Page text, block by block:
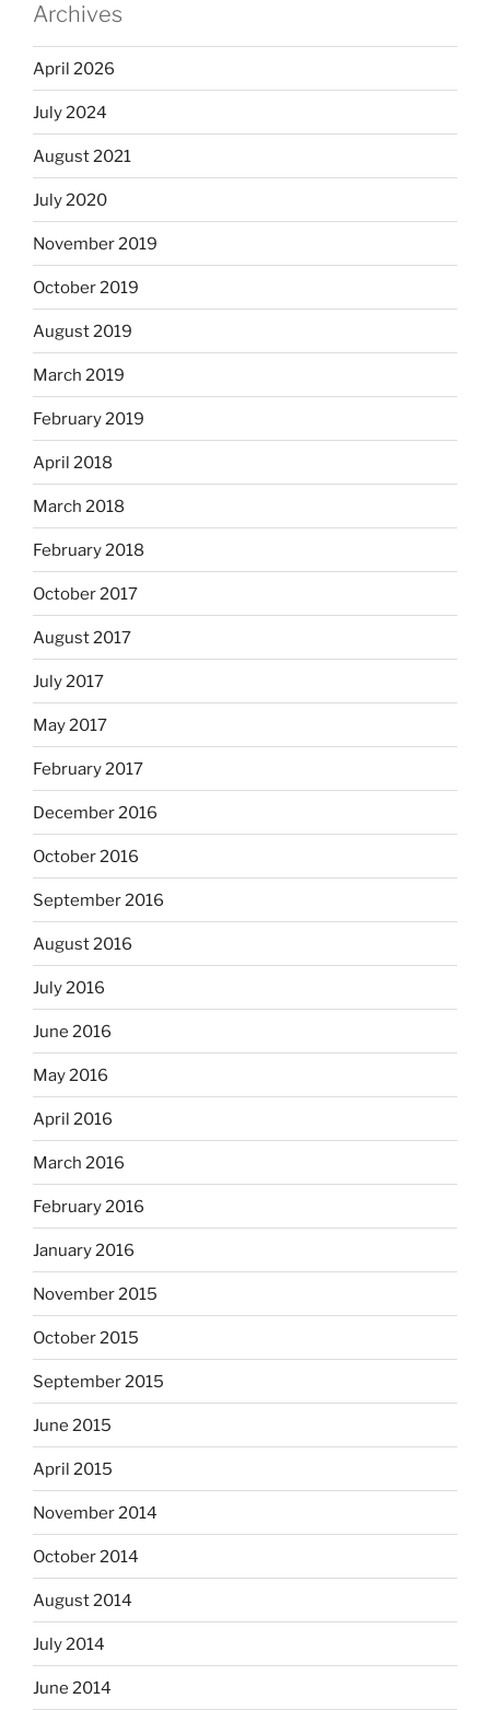
Archives
April 2026
July 2024
August 2021
July 2020
November 2019
October 2019
August 2019
March 2019
February 2019
April 2018
March 2018
February 2018
October 2017
August 2017
July 2017
May 2017
February 2017
December 2016
October 2016
September 2016
August 2016
July 2016
June 2016
May 2016
April 2016
March 2016
February 2016
January 2016
November 2015
October 2015
September 2015
June 2015
April 2015
November 2014
October 2014
August 2014
July 2014
June 2014